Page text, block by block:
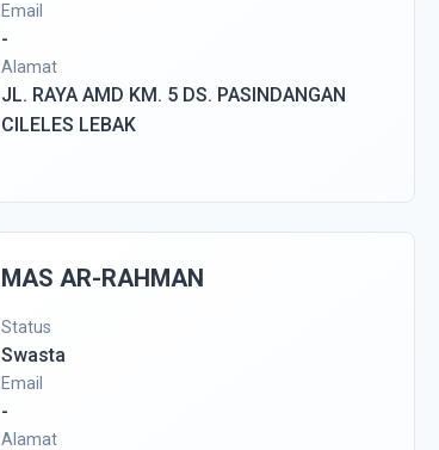
Email
-
Alamat
JL. RAYA AMD KM. 5 DS. PASINDANGAN
CILELES LEBAK
MAS AR-RAHMAN
Status
Swasta
Email
-
Alamat